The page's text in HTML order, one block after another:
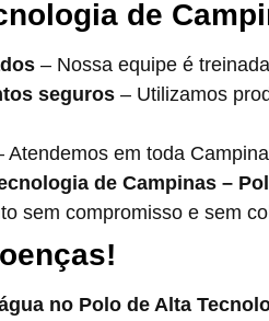
de
– Nossa equipe é
seguros – Utilizamos
Atendemos em toda
de Campinas –
sem compromisso e sem
no Polo de Alta